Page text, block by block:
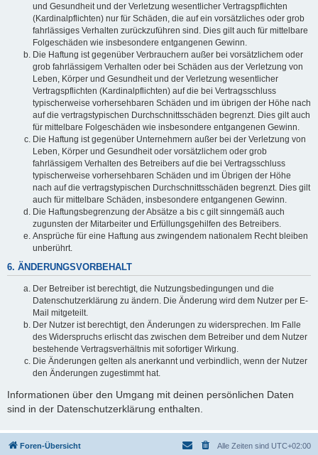
und Gesundheit und der Verletzung wesentlicher Vertragspflichten
(Kardinalpflichten) nur für Schäden, die auf ein vorsätzliches oder grob
fahrlässiges Verhalten zurückzuführen sind. Dies gilt auch für mittelbare
Folgeschäden wie insbesondere entgangenen Gewinn.
Die Haftung ist gegenüber Verbrauchern außer bei vorsätzlichem oder
grob fahrlässigem Verhalten oder bei Schäden aus der Verletzung von
Leben, Körper und Gesundheit und der Verletzung wesentlicher
Vertragspflichten (Kardinalpflichten) auf die bei Vertragsschluss
typischerweise vorhersehbaren Schäden und im übrigen der Höhe nach
auf die vertragstypischen Durchschnittsschäden begrenzt. Dies gilt auch
für mittelbare Folgeschäden wie insbesondere entgangenen Gewinn.
Die Haftung ist gegenüber Unternehmern außer bei der Verletzung von
Leben, Körper und Gesundheit oder vorsätzlichem oder grob
fahrlässigem Verhalten des Betreibers auf die bei Vertragsschluss
typischerweise vorhersehbaren Schäden und im Übrigen der Höhe
nach auf die vertragstypischen Durchschnittsschäden begrenzt. Dies gilt
auch für mittelbare Schäden, insbesondere entgangenen Gewinn.
Die Haftungsbegrenzung der Absätze a bis c gilt sinngemäß auch
zugunsten der Mitarbeiter und Erfüllungsgehilfen des Betreibers.
Ansprüche für eine Haftung aus zwingendem nationalem Recht bleiben
unberührt.
6. ÄNDERUNGSVORBEHALT
Der Betreiber ist berechtigt, die Nutzungsbedingungen und die
Datenschutzerklärung zu ändern. Die Änderung wird dem Nutzer per E-
Mail mitgeteilt.
Der Nutzer ist berechtigt, den Änderungen zu widersprechen. Im Falle
des Widerspruchs erlischt das zwischen dem Betreiber und dem Nutzer
bestehende Vertragsverhältnis mit sofortiger Wirkung.
Die Änderungen gelten als anerkannt und verbindlich, wenn der Nutzer
den Änderungen zugestimmt hat.
Informationen über den Umgang mit deinen persönlichen Daten
sind in der Datenschutzerklärung enthalten.
Foren-Übersicht Alle Zeiten sind UTC+02:00